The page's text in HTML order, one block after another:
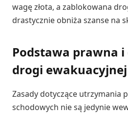
wagę złota, a zablokowana
drastycznie obniża szanse na
Podstawa prawna
drogi ewakuacyjnej
Zasady dotyczące utrzymania
schodowych nie są jedynie